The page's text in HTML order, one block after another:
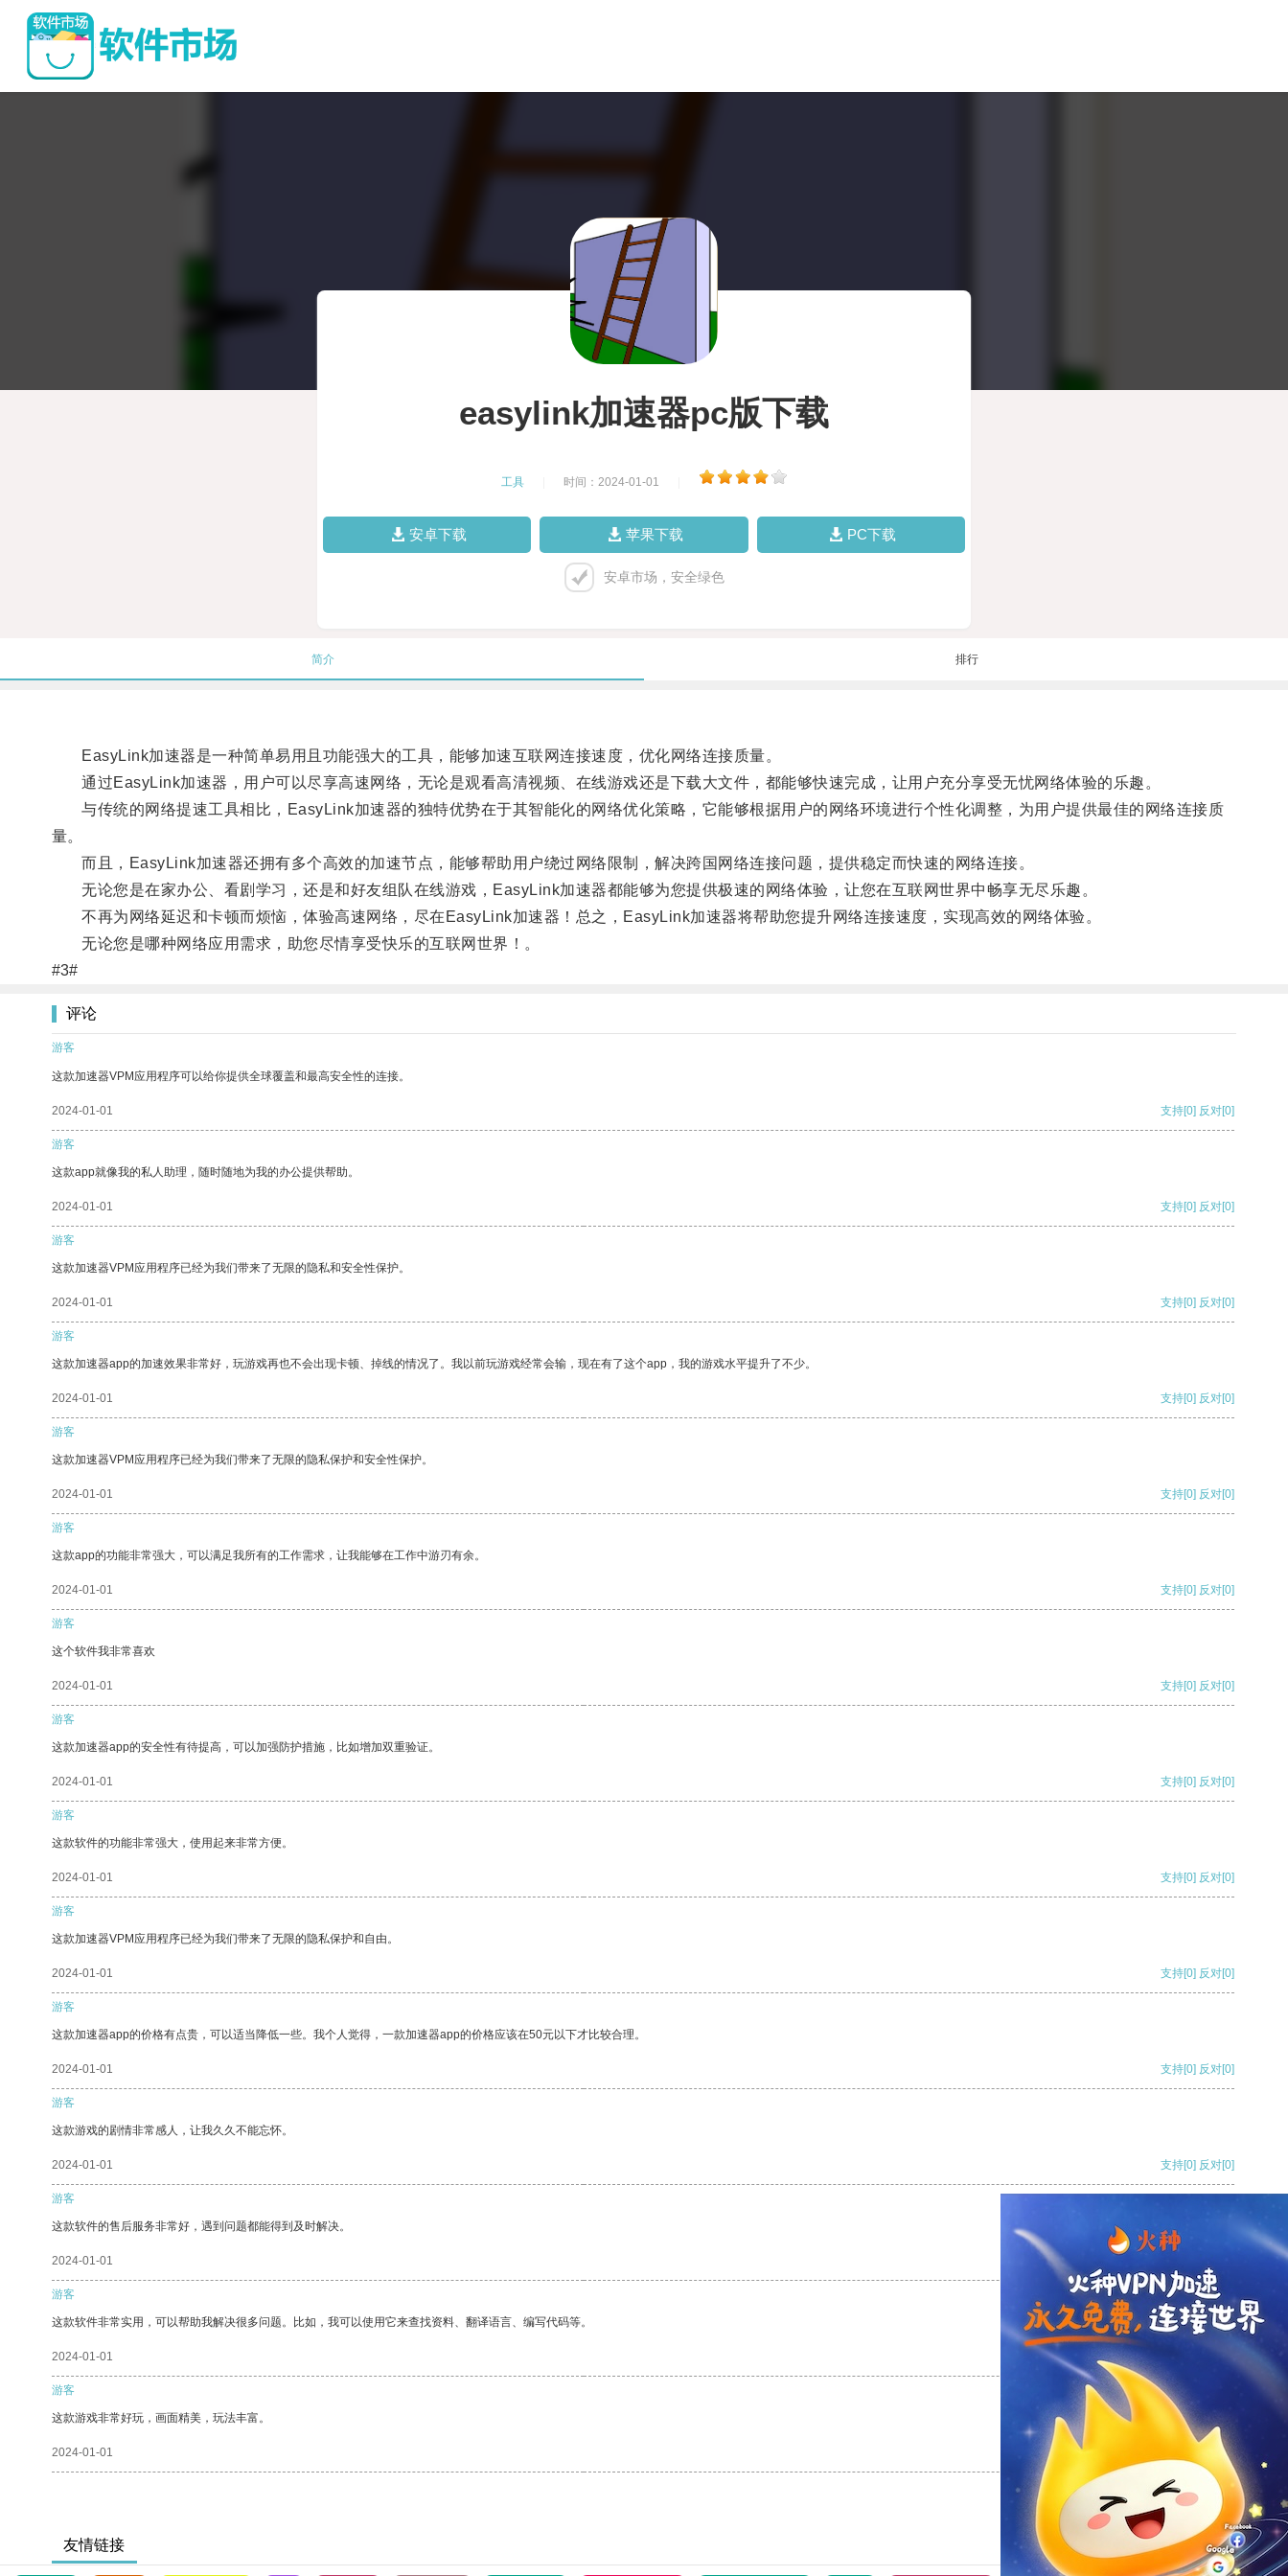
easylink加速器pc版下载
工具 时间：2024-01-01
安卓下载 苹果下载 PC下载
安卓市场，安全绿色
简介 排行
EasyLink加速器是一种简单易用且功能强大的工具，能够加速互联网连接速度，优化网络连接质量。
通过EasyLink加速器，用户可以尽享高速网络，无论是观看高清视频、在线游戏还是下载大文件，都能够快速完成，让用户充分享受无忧网络体验的乐趣。
与传统的网络提速工具相比，EasyLink加速器的独特优势在于其智能化的网络优化策略，它能够根据用户的网络环境进行个性化调整，为用户提供最佳的网络连接质
量。
而且，EasyLink加速器还拥有多个高效的加速节点，能够帮助用户绕过网络限制，解决跨国网络连接问题，提供稳定而快速的网络连接。
无论您是在家办公、看剧学习，还是和好友组队在线游戏，EasyLink加速器都能够为您提供极速的网络体验，让您在互联网世界中畅享无尽乐趣。
不再为网络延迟和卡顿而烦恼，体验高速网络，尽在EasyLink加速器！总之，EasyLink加速器将帮助您提升网络连接速度，实现高效的网络体验。
无论您是哪种网络应用需求，助您尽情享受快乐的互联网世界！。
#3#
评论
游客
这款加速器VPM应用程序可以给你提供全球覆盖和最高安全性的连接。
2024-01-01 支持[0] 反对[0]
游客
这款app就像我的私人助理，随时随地为我的办公提供帮助。
2024-01-01 支持[0] 反对[0]
游客
这款加速器VPM应用程序已经为我们带来了无限的隐私和安全性保护。
2024-01-01 支持[0] 反对[0]
游客
这款加速器app的加速效果非常好，玩游戏再也不会出现卡顿、掉线的情况了。我以前玩游戏经常会输，现在有了这个app，我的游戏水平提升了不少。
2024-01-01 支持[0] 反对[0]
游客
这款加速器VPM应用程序已经为我们带来了无限的隐私保护和安全性保护。
2024-01-01 支持[0] 反对[0]
游客
这款app的功能非常强大，可以满足我所有的工作需求，让我能够在工作中游刃有余。
2024-01-01 支持[0] 反对[0]
游客
这个软件我非常喜欢
2024-01-01 支持[0] 反对[0]
游客
这款加速器app的安全性有待提高，可以加强防护措施，比如增加双重验证。
2024-01-01 支持[0] 反对[0]
游客
这款软件的功能非常强大，使用起来非常方便。
2024-01-01 支持[0] 反对[0]
游客
这款加速器VPM应用程序已经为我们带来了无限的隐私保护和自由。
2024-01-01 支持[0] 反对[0]
游客
这款加速器app的价格有点贵，可以适当降低一些。我个人觉得，一款加速器app的价格应该在50元以下才比较合理。
2024-01-01 支持[0] 反对[0]
游客
这款游戏的剧情非常感人，让我久久不能忘怀。
2024-01-01 支持[0] 反对[0]
游客
这款软件的售后服务非常好，遇到问题都能得到及时解决。
2024-01-01
游客
这款软件非常实用，可以帮助我解决很多问题。比如，我可以使用它来查找资料、翻译语言、编写代码等。
2024-01-01 反对
游客
这款游戏非常好玩，画面精美，玩法丰富。
2024-01-01 反对[0]
友情链接